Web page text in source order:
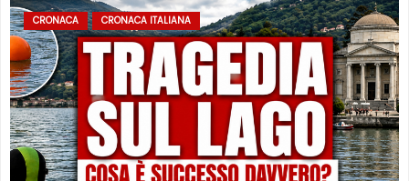
CRONACA CRONACA ITALIANA